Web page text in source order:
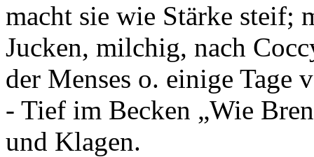
macht sie wie Stärke steif;
Jucken, milchig, nach
der Menses o. einige Tage
- Tief im Becken „Wie Bren
und Klagen.